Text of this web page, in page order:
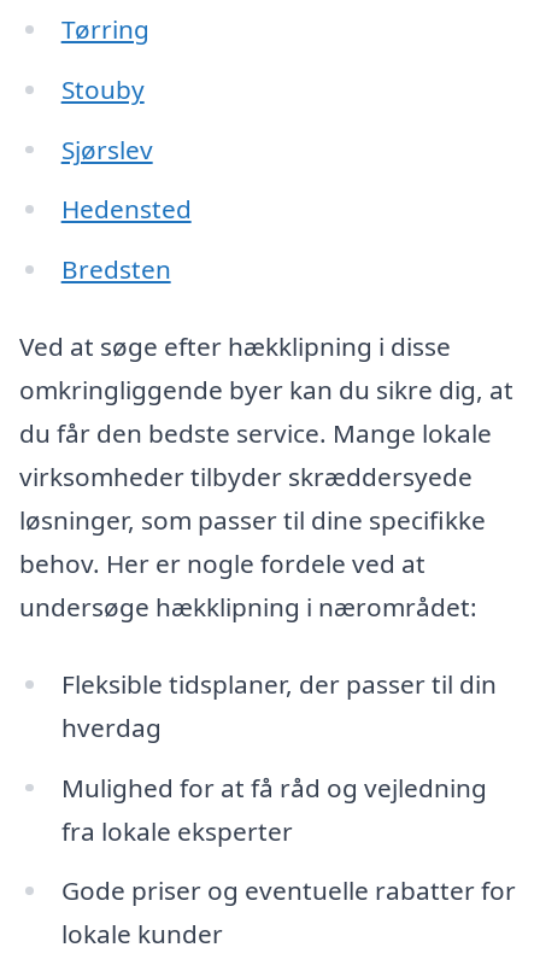
Tørring
Stouby
Sjørslev
Hedensted
Bredsten
Ved at søge efter hækklipning i disse
omkringliggende byer kan du sikre dig, at
du får den bedste service. Mange lokale
virksomheder tilbyder skræddersyede
løsninger, som passer til dine specifikke
behov. Her er nogle fordele ved at
undersøge hækklipning i nærområdet:
Fleksible tidsplaner, der passer til din
hverdag
Mulighed for at få råd og vejledning
fra lokale eksperter
Gode priser og eventuelle rabatter for
lokale kunder